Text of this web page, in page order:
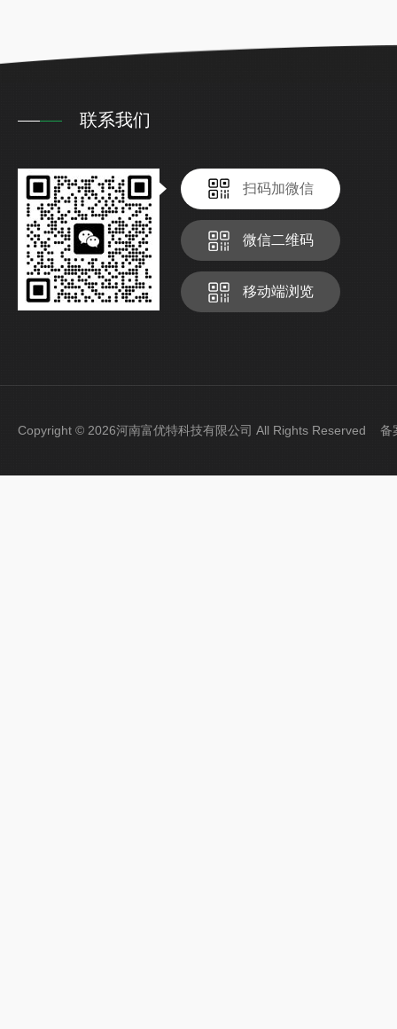
联系我们
扫码加微信
微信二维码
移动端浏览
Copyright © 2026河南富优特科技有限公司 All Rights Reserved 备